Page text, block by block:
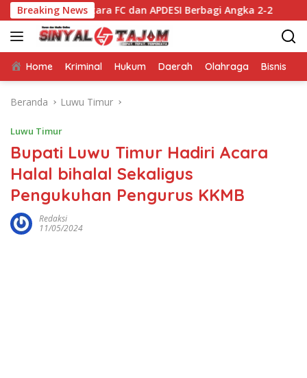
Langsung
ke
konten
Breaking News
Utara FC dan APDESI Berbagi Angka 2-2 Mappatabe
Home Kriminal Hukum Daerah Olahraga Bisnis
Beranda Luwu Timur
Luwu Timur
Bupati Luwu Timur Hadiri Acara
Halal bihalal Sekaligus
Pengukuhan Pengurus KKMB
Redaksi
11/05/2024